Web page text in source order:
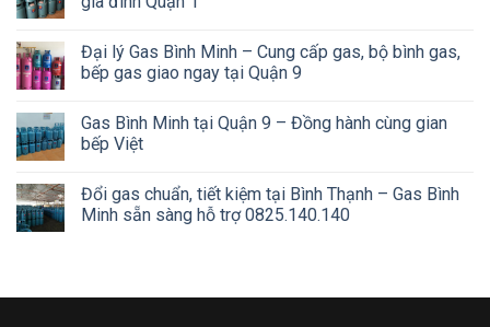
Đại lý Gas Bình Minh – Cung cấp gas, bộ bình gas,
bếp gas giao ngay tại Quận 9
Gas Bình Minh tại Quận 9 – Đồng hành cùng gian
bếp Việt
Đổi gas chuẩn, tiết kiệm tại Bình Thạnh – Gas Bình
Minh sẵn sàng hỗ trợ 0825.140.140